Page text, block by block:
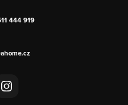
444 919